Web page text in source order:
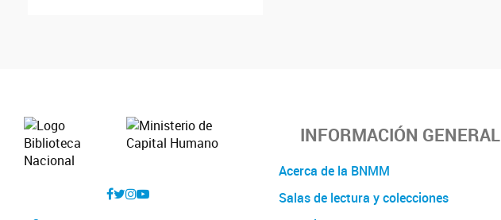
INFORMACIÓN GENERAL
Acerca de la BNMM
Salas de lectura y colecciones